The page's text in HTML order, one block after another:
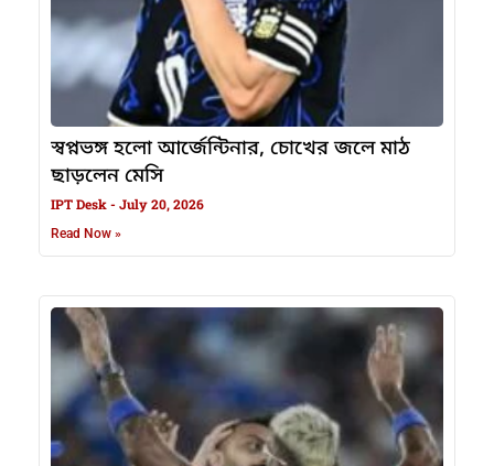
স্বপ্নভঙ্গ হলো আর্জেন্টিনার, চোখের জলে মাঠ
ছাড়লেন মেসি
IPT Desk July 20, 2026
Read Now »